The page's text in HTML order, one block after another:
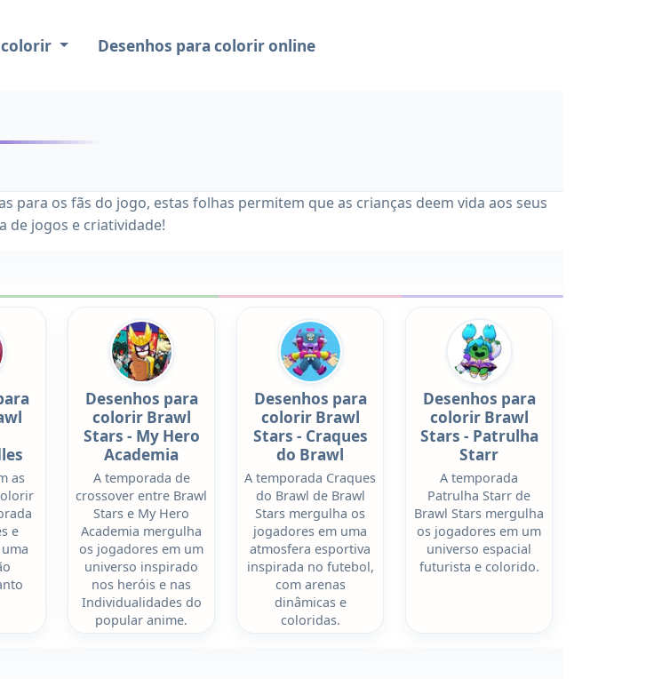
colorir Desenhos para colorir online
para os fãs do jogo, estas folhas permitem que as crianças deem vida aos seus
de jogos e criatividade!
as
e
Desenhos para
colorir Brawl
Stars - My Hero
Academia
A temporada de
crossover entre Brawl
Stars e My Hero
Academia mergulha
os jogadores em um
universo inspirado
nos heróis e nas
Individualidades do
popular anime.
Desenhos para
colorir Brawl
Stars - Craques
do Brawl
A temporada Craques
do Brawl de Brawl
Stars mergulha os
jogadores em uma
atmosfera esportiva
inspirada no futebol,
com arenas
dinâmicas e
coloridas.
Desenhos para
colorir Brawl
Stars - Patrulha
Starr
A temporada
Patrulha Starr de
Brawl Stars mergulha
os jogadores em um
universo espacial
futurista e colorido.